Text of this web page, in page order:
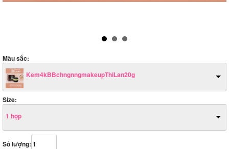
Màu sắc:
Kem4kBBchngnngmakeupThiLan20g
Size:
1 hộp
Số lượng: